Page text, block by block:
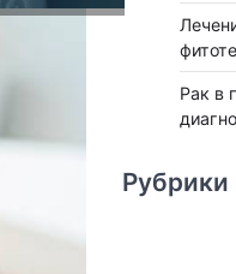
Рак в
Рубрики